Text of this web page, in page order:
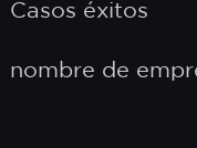
Casos éxitos
nombre de